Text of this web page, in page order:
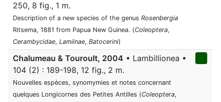
250, 8 fig., 1 m.
Description of a new species of the genus Rosenbergia
Ritsema, 1881 from Papua New Guinea. (Coleoptera,
Cerambycidae, Lamiinae, Batocerini)
Chalumeau & Touroult, 2004 • Lambillionea •
104 (2) : 189-198, 12 fig., 2 m.
Nouvelles espèces, synomymies et notes concernant
quelques Longicornes des Petites Antilles (Coleoptera,